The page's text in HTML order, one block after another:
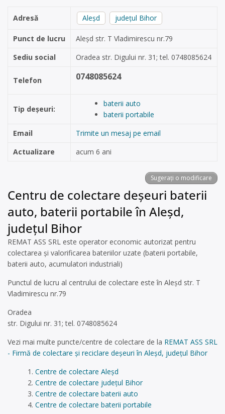
Adresă Aleșd județul Bihor
Punct de lucru
Aleșd str. T Vladimirescu nr.79
Sediu social
Oradea str. Digului nr. 31; tel. 0748085624
Telefon 0748085624
Tip deșeuri:
baterii auto
baterii portabile
Email
Trimite un mesaj pe email
Actualizare
acum 6 ani
Sugerați o modificare
Centru de colectare deșeuri baterii
auto, baterii portabile în Aleșd,
județul Bihor
REMAT ASS SRL este operator economic autorizat pentru
colectarea și valorificarea bateriilor uzate (baterii portabile,
baterii auto, acumulatori industriali)
Punctul de lucru al centrului de colectare este în Aleșd str. T
Vladimirescu nr.79
Oradea
str. Digului nr. 31; tel. 0748085624
Vezi mai multe puncte/centre de colectare de la REMAT ASS SRL
- Firmă de colectare și reciclare deșeuri în Aleșd, județul Bihor
Centre de colectare Aleșd
Centre de colectare județul Bihor
Centre de colectare baterii auto
Centre de colectare baterii portabile